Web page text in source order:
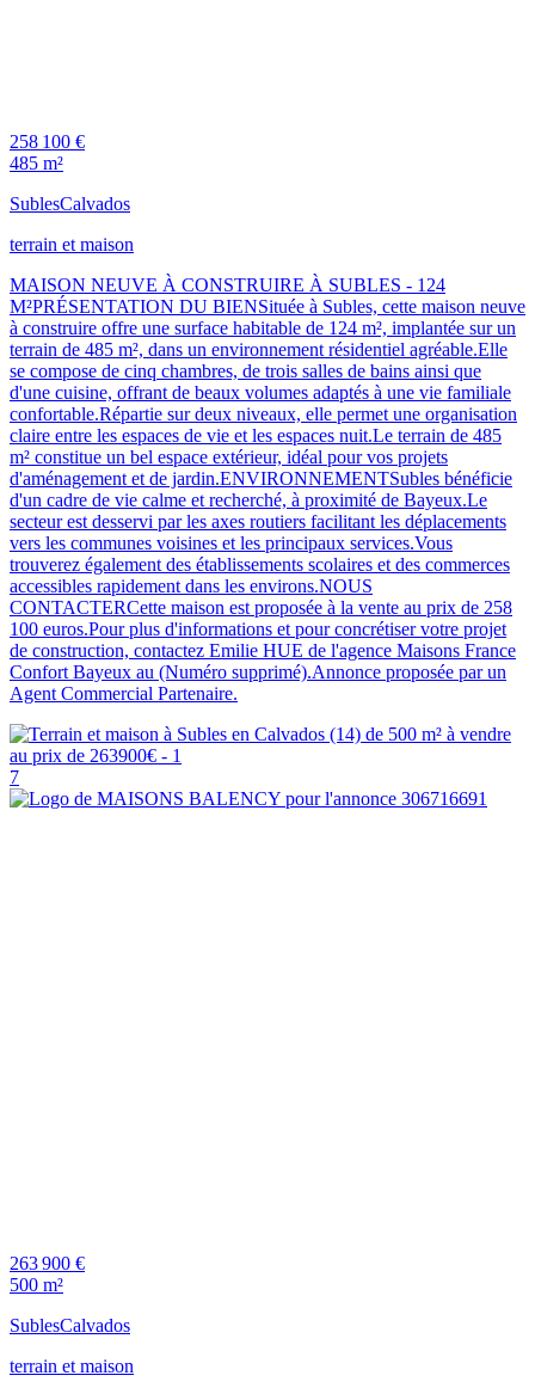
258 100 €
485 m²
SublesCalvados
terrain et maison
MAISON NEUVE À CONSTRUIRE À SUBLES - 124
M²PRÉSENTATION DU BIENSituée à Subles, cette maison neuve
à construire offre une surface habitable de 124 m², implantée sur un
terrain de 485 m², dans un environnement résidentiel agréable.Elle
se compose de cinq chambres, de trois salles de bains ainsi que
d'une cuisine, offrant de beaux volumes adaptés à une vie familiale
confortable.Répartie sur deux niveaux, elle permet une organisation
claire entre les espaces de vie et les espaces nuit.Le terrain de 485
m² constitue un bel espace extérieur, idéal pour vos projets
d'aménagement et de jardin.ENVIRONNEMENTSubles bénéficie
d'un cadre de vie calme et recherché, à proximité de Bayeux.Le
secteur est desservi par les axes routiers facilitant les déplacements
vers les communes voisines et les principaux services.Vous
trouverez également des établissements scolaires et des commerces
accessibles rapidement dans les environs.NOUS
CONTACTERCette maison est proposée à la vente au prix de 258
100 euros.Pour plus d'informations et pour concrétiser votre projet
de construction, contactez Emilie HUE de l'agence Maisons France
Confort Bayeux au (Numéro supprimé).Annonce proposée par un
Agent Commercial Partenaire.
7
263 900 €
500 m²
SublesCalvados
terrain et maison